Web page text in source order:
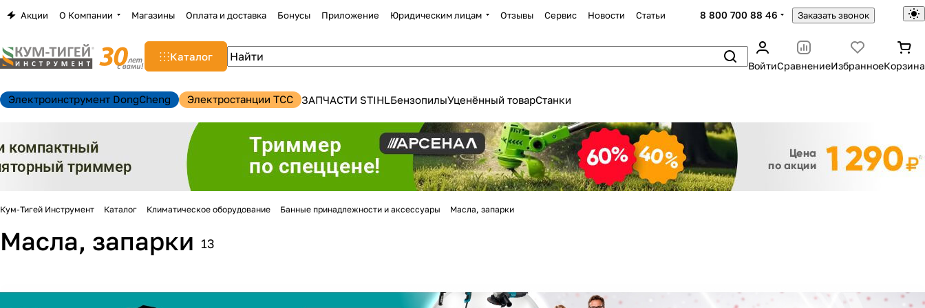
Акции О Компании Магазины Оплата и доставка Бонусы Приложение Юридическим лицам Отзывы Сервис Новости Статьи 8 800 700 88 46 Заказать звонок
Каталог
ВойтиСравнениеИзбранноеКорзина
Электроинструмент DongCheng Электростанции TCC ЗАПЧАСТИ STIHLБензопилыУценённый товарСтанки
Кум-Тигей Инструмент Каталог Климатическое оборудование Банные принадлежности и аксессуары Масла, запарки
Масла, запарки 13
Для клиентов всех банков